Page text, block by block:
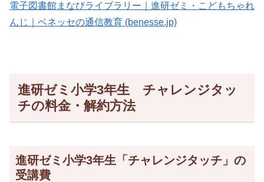
電子図書館まなびライブラリー｜進研ゼミ・こどもちゃれ
んじ｜ベネッセの通信教育 (benesse.jp)
進研ゼミ小学3年生 チャレンジタッ
チの料金・解約方法
進研ゼミ小学3年生「チャレンジタッチ」の
受講費